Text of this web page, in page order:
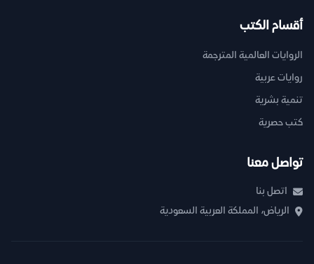
أقسام الكتب
الروايات العالمية المترجمة
روايات عربية
تنمية بشرية
كتب حصرية
تواصل معنا
اتصل بنا
الرياض، المملكة العربية السعودية